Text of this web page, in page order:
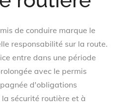
de conduire marque le
responsabilité sur la route.
entre dans une période
avec le permis
d'obligations
sécurité routière et à